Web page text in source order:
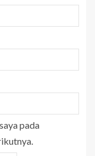
pada